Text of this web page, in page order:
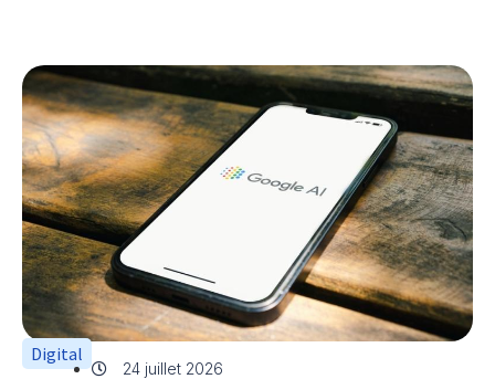
Digital
24 juillet 2026